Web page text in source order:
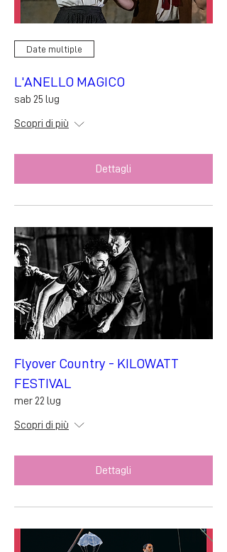
Date multiple
L'ANELLO MAGICO
sab 25 lug
Scopri di più
Dettagli
Flyover Country - KILOWATT
FESTIVAL
mer 22 lug
Scopri di più
Dettagli